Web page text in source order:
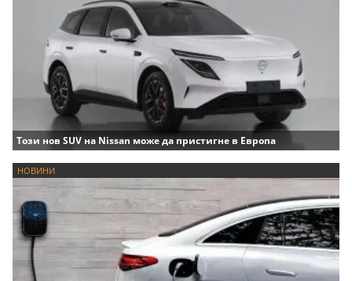
Този нов SUV на Nissan може да пристигне в Европа
НОВИНИ